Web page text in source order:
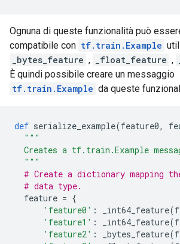
Ognuna di queste funzionalità può
compatibile con tf.train.Example
_bytes_feature , _float_feature ,
È quindi possibile creare un messaggio
tf.train.Example da queste
def serialize_example(feature0,
"""
Creates a tf.train.Example
"""
# Create a dictionary mapping
# data type.
feature = {
'feature0' : _int64_feature(
'feature1' : _int64_feature(
'feature2' : _bytes_feature(